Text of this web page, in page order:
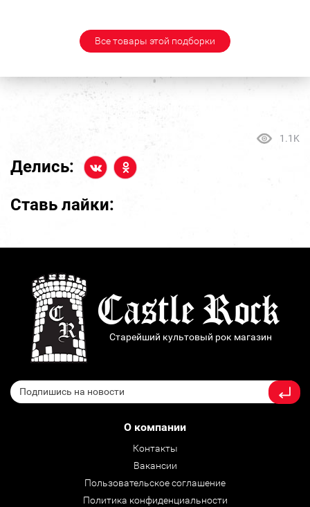
Все товары этой подборки
1.1K
Делись:
Ставь лайки:
Старейший культовый рок магазин
О компании
Контакты
Вакансии
Пользовательское соглашение
Политика конфиденциальности